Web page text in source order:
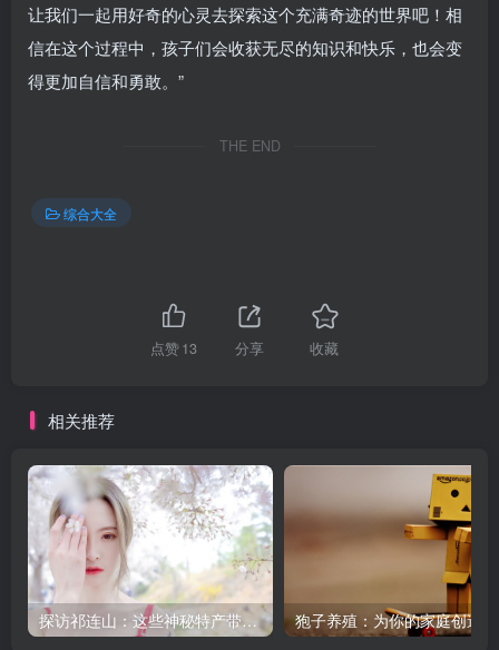
让我们一起用好奇的心灵去探索这个充满奇迹的世界吧！相
信在这个过程中，孩子们会收获无尽的知识和快乐，也会变
得更加自信和勇敢。”
THE END
综合大全
点赞13 分享 收藏
相关推荐
探访祁连山：这些神秘特产带你领略大自然的馈赠！